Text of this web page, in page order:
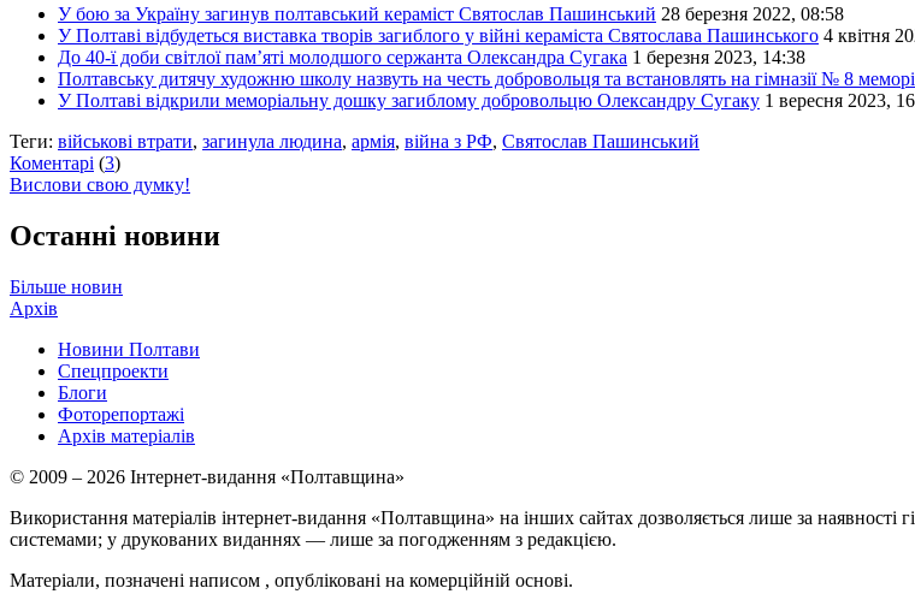
У бою за Україну загинув полтавський кераміст Святослав Пашинський 28 березня 2022, 08:58
У Полтаві відбудеться виставка творів загиблого у війні кераміста Святослава Пашинського 4 квітня
До 40-ї доби світлої пам’яті молодшого сержанта Олександра Сугака 1 березня 2023, 14:38
Полтавську дитячу художню школу назвуть на честь добровольця та встановлять на гімназії № 8
У Полтаві відкрили меморіальну дошку загиблому добровольцю Олександру Сугаку 1 вересня 2023,
Теги: військові втрати, загинула людина, армія, війна з РФ, Святослав Пашинський
Коментарі (3)
Вислови свою думку!
Останні новини
Більше новин
Архів
Новини Полтави
Спецпроекти
Блоги
Фоторепортажі
Архів матеріалів
© 2009 – 2026 Інтернет-видання «Полтавщина»
Використання матеріалів інтернет-видання «Полтавщина» на інших сайтах дозволяється лише за наявності
системами; у друкованих виданнях — лише за погодженням з редакцією.
Матеріали, позначені написом , опубліковані на комерційній основі.